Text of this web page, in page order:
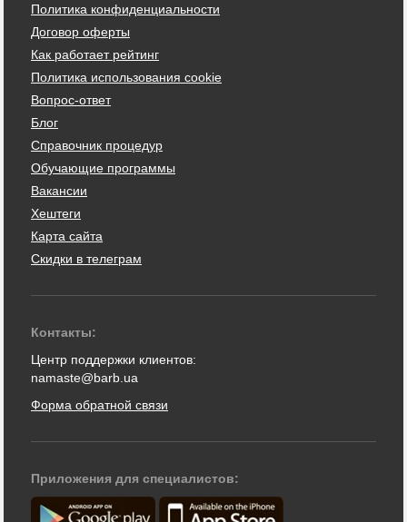
Политика конфиденциальности
Договор оферты
Как работает рейтинг
Политика использования cookie
Вопрос-ответ
Блог
Справочник процедур
Обучающие программы
Вакансии
Хештеги
Карта сайта
Скидки в телеграм
Контакты:
Центр поддержки клиентов:
namaste@barb.ua
Форма обратной связи
Приложения для специалистов: